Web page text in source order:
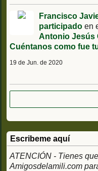
Francisco
participado en
Antonio Jesús
Cuéntanos como fue
19 de Jun. de 2020
Escribeme aquí
ATENCIÓN - Tienes
Amigosdelamili.com